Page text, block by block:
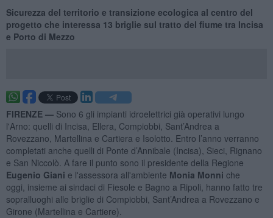
Sicurezza del territorio e transizione ecologica al centro del
progetto che interessa 13 briglie sul tratto del fiume tra Incisa
e Porto di Mezzo
FIRENZE — Sono 6 gli impianti idroelettrici già operativi lungo
l'Arno: quelli di Incisa, Ellera, Compiobbi, Sant’Andrea a
Rovezzano, Martellina e Cartiera e Isolotto. Entro l’anno verranno
completati anche quelli di Ponte d’Annibale (Incisa), Sieci, Rignano
e San Niccolò. A fare il punto sono il presidente della Regione
Eugenio Giani e l'assessora all'ambiente Monia Monni che
oggi, insieme ai sindaci di Fiesole e Bagno a Ripoli, hanno fatto tre
sopralluoghi alle briglie di Compiobbi, Sant’Andrea a Rovezzano e
Girone (Martellina e Cartiere).